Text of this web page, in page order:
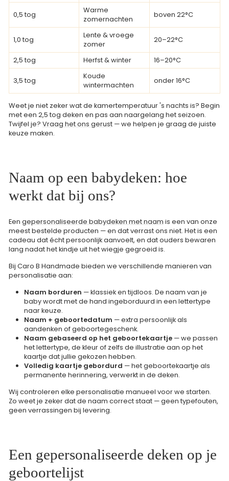
0,5 tog
Warme
zomernachten
boven 22°C
1,0 tog
Lente & vroege
zomer
20–22°C
2,5 tog Herfst & winter 16–20°C
3,5 tog
Koude
wintermachten
onder 16°C
Weet je niet zeker wat de kamertemperatuur 's nachts is? Begin
met een 2,5 tog deken en pas aan naargelang het seizoen.
Twijfel je? Vraag het ons gerust — we helpen je graag de juiste
keuze maken.
Naam op een babydeken: hoe
werkt dat bij ons?
Een gepersonaliseerde babydeken met naam is een van onze
meest bestelde producten — en dat verrast ons niet. Het is een
cadeau dat écht persoonlijk aanvoelt, en dat ouders bewaren
lang nadat het kindje uit het wiegje gegroeid is.
Bij Caro B Handmade bieden we verschillende manieren van
personalisatie aan:
Naam borduren — klassiek en tijdloos. De naam van je
baby wordt met de hand ingeborduurd in een lettertype
naar keuze.
Naam + geboortedatum — extra persoonlijk als
aandenken of geboortegeschenk.
Naam gebaseerd op het geboortekaartje — we passen
het lettertype, de kleur of zelfs de illustratie aan op het
kaartje dat jullie gekozen hebben.
Volledig kaartje gebordurd — het geboortekaartje als
permanente herinnering, verwerkt in de deken.
Wij controleren elke personalisatie manueel voor we starten.
Zo weet je zeker dat de naam correct staat — geen typefouten,
geen verrassingen bij levering.
Een gepersonaliseerde deken op je
geboortelijst